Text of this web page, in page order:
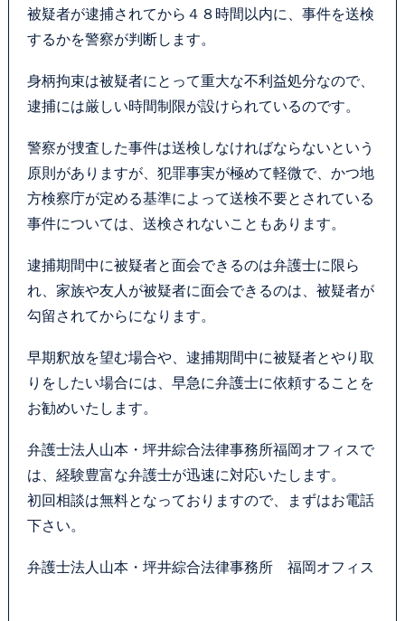
被疑者が逮捕されてから４８時間以内に、事件を送検
するかを警察が判断します。
身柄拘束は被疑者にとって重大な不利益処分なので、
逮捕には厳しい時間制限が設けられているのです。
警察が捜査した事件は送検しなければならないという
原則がありますが、犯罪事実が極めて軽微で、かつ地
方検察庁が定める基準によって送検不要とされている
事件については、送検されないこともあります。
逮捕期間中に被疑者と面会できるのは弁護士に限ら
れ、家族や友人が被疑者に面会できるのは、被疑者が
勾留されてからになります。
早期釈放を望む場合や、逮捕期間中に被疑者とやり取
りをしたい場合には、早急に弁護士に依頼することを
お勧めいたします。
弁護士法人山本・坪井綜合法律事務所福岡オフィスで
は、経験豊富な弁護士が迅速に対応いたします。
初回相談は無料となっておりますので、まずはお電話
下さい。
弁護士法人山本・坪井綜合法律事務所 福岡オフィス